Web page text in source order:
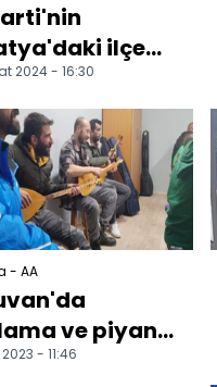
ilçe
başkan
açıklandı
2024 - 16:30
- AA
ve piyano
açıldı
2023 - 11:46